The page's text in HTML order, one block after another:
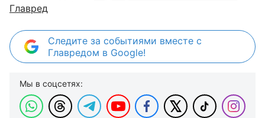
Главред
Следите за событиями вместе с
Главредом в Google!
Мы в соцсетях: